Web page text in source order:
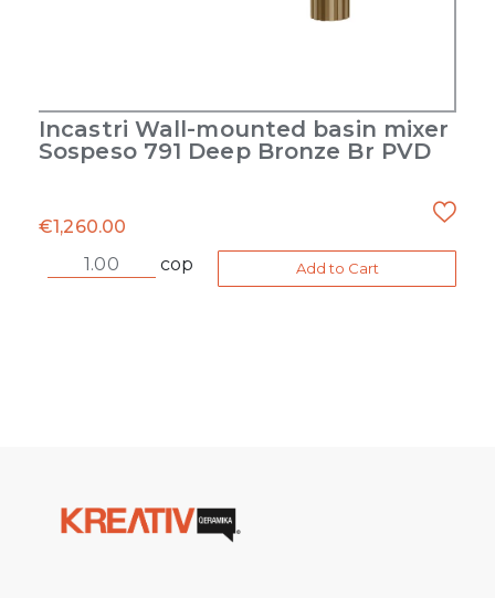
Incastri Wall-mounted basin mixer
Sospeso 791 Deep Bronze Br PVD
€1,260.00
cop
Add to Cart